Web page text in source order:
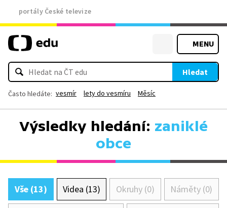
portály České televize
MENU
Hledat
Často hledáte: vesmír lety do vesmíru Měsíc
Výsledky hledání: zaniklé
obce
Vše (13) Videa (13) Okruhy (0) Náměty (0)